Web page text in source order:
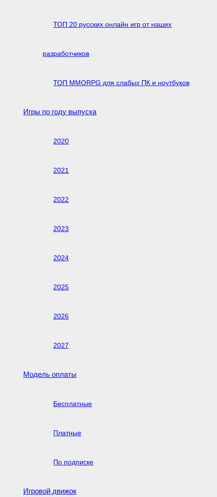
ТОП 20 русских онлайн игр от наших
разработчиков
ТОП MMORPG для слабых ПК и ноутбуков
Игры по году выпуска
2020
2021
2022
2023
2024
2025
2026
2027
Модель оплаты
Бесплатные
Платные
По подписке
Игровой движок